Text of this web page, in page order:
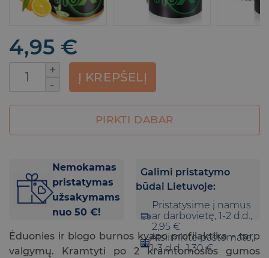
4,95 €
produkto kiekis: Kramtomoji guma KauX
Į KREPŠELĮ
PIRKTI DABAR
Nemokamas
pristatymas
užsakymams
nuo 50 €!
Galimi pristatymo
būdai Lietuvoje:
Pristatysime į namus
ar darbovietę, 1-2 d.d.,
2,95 €
Atsiimkite paštomate,
1-3 d.d., 1,30 €
Ėduonies ir blogo burnos kvapo profilaktika – tarp
valgymų. Kramtyti po 2 kramtomosios gumos